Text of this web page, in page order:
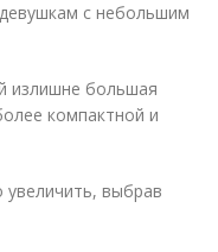
с небольшим
излишне большая
компактной и
выбрав